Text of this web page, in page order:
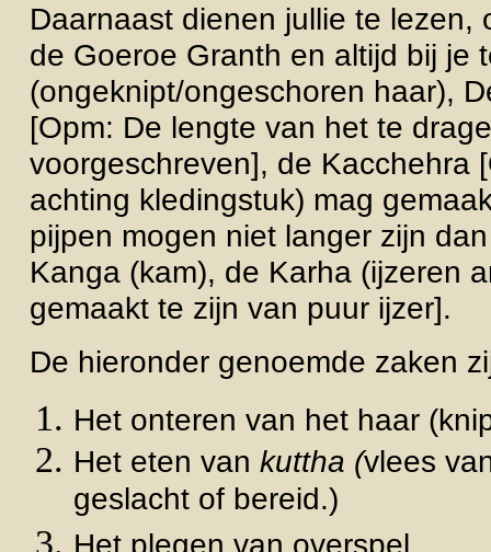
Daarnaast dienen jullie te
de Goeroe Granth en altijd bij je
(ongeknipt/ongeschoren haar),
[Opm: De lengte van het te
voorgeschreven], de Kacchehra
achting kledingstuk) mag
pijpen mogen niet langer zijn
Kanga (kam), de Karha (ijzeren
gemaakt te zijn van puur ijzer].
De hieronder genoemde zaken
Het onteren van het haar
Het eten van kuttha (vlees
geslacht of bereid.)
Het plegen van overspel.